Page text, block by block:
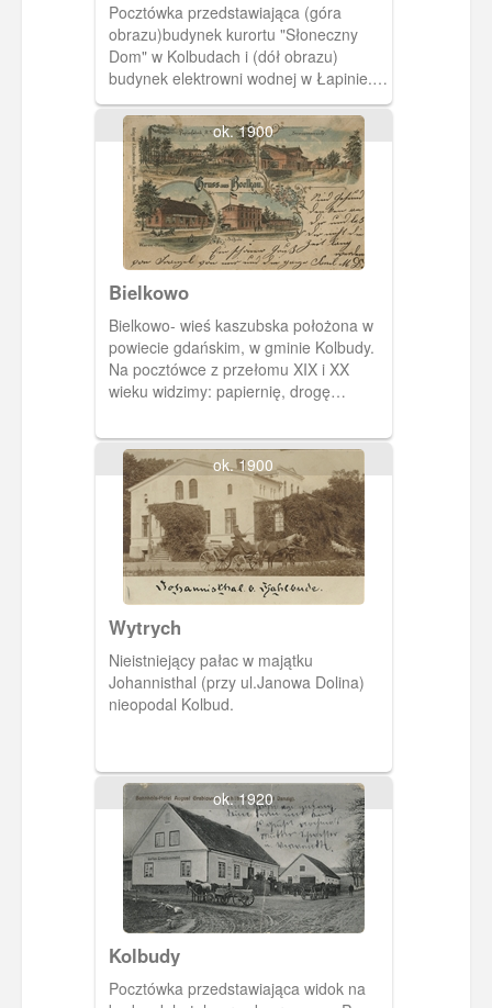
Pocztówka przedstawiająca (góra
obrazu)budynek kurortu "Słoneczny
Dom" w Kolbudach i (dół obrazu)
budynek elektrowni wodnej w Łapinie.
Obydwie miejscowości znajdują się w
powiecie gdańskim w gminie Kolbudy.
ok. 1900
Bielkowo
Bielkowo- wieś kaszubska położona w
powiecie gdańskim, w gminie Kolbudy.
Na pocztówce z przełomu XIX i XX
wieku widzimy: papiernię, drogę
towarowy Alberta Szczodrowskiego i
budynek szkoły.ok. 1900
Wytrych
Nieistniejący pałac w majątku
Johannisthal (przy ul.Janowa Dolina)
nieopodal Kolbud.
ok. 1920
Kolbudy
Pocztówka przedstawiająca widok na